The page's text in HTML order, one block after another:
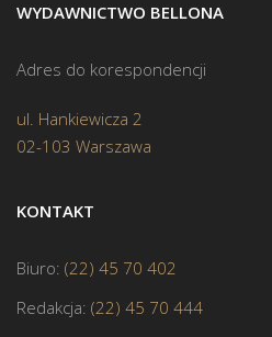
WYDAWNICTWO BELLONA
Adres do korespondencji
ul. Hankiewicza 2
02-103 Warszawa
KONTAKT
Biuro: (22) 45 70 402
Redakcja: (22) 45 70 444